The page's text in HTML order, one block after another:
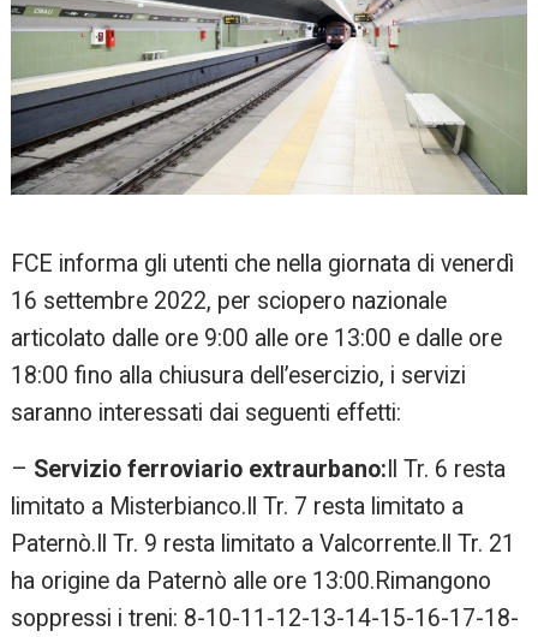
FCE informa gli utenti che nella giornata di venerdì
16 settembre 2022, per sciopero nazionale
articolato dalle ore 9:00 alle ore 13:00 e dalle ore
18:00 fino alla chiusura dell’esercizio, i servizi
saranno interessati dai seguenti effetti:
– Servizio ferroviario extraurbano: Il Tr. 6 resta
limitato a Misterbianco.Il Tr. 7 resta limitato a
Paternò.Il Tr. 9 resta limitato a Valcorrente.Il Tr. 21
ha origine da Paternò alle ore 13:00.Rimangono
soppressi i treni: 8-10-11-12-13-14-15-16-17-18-